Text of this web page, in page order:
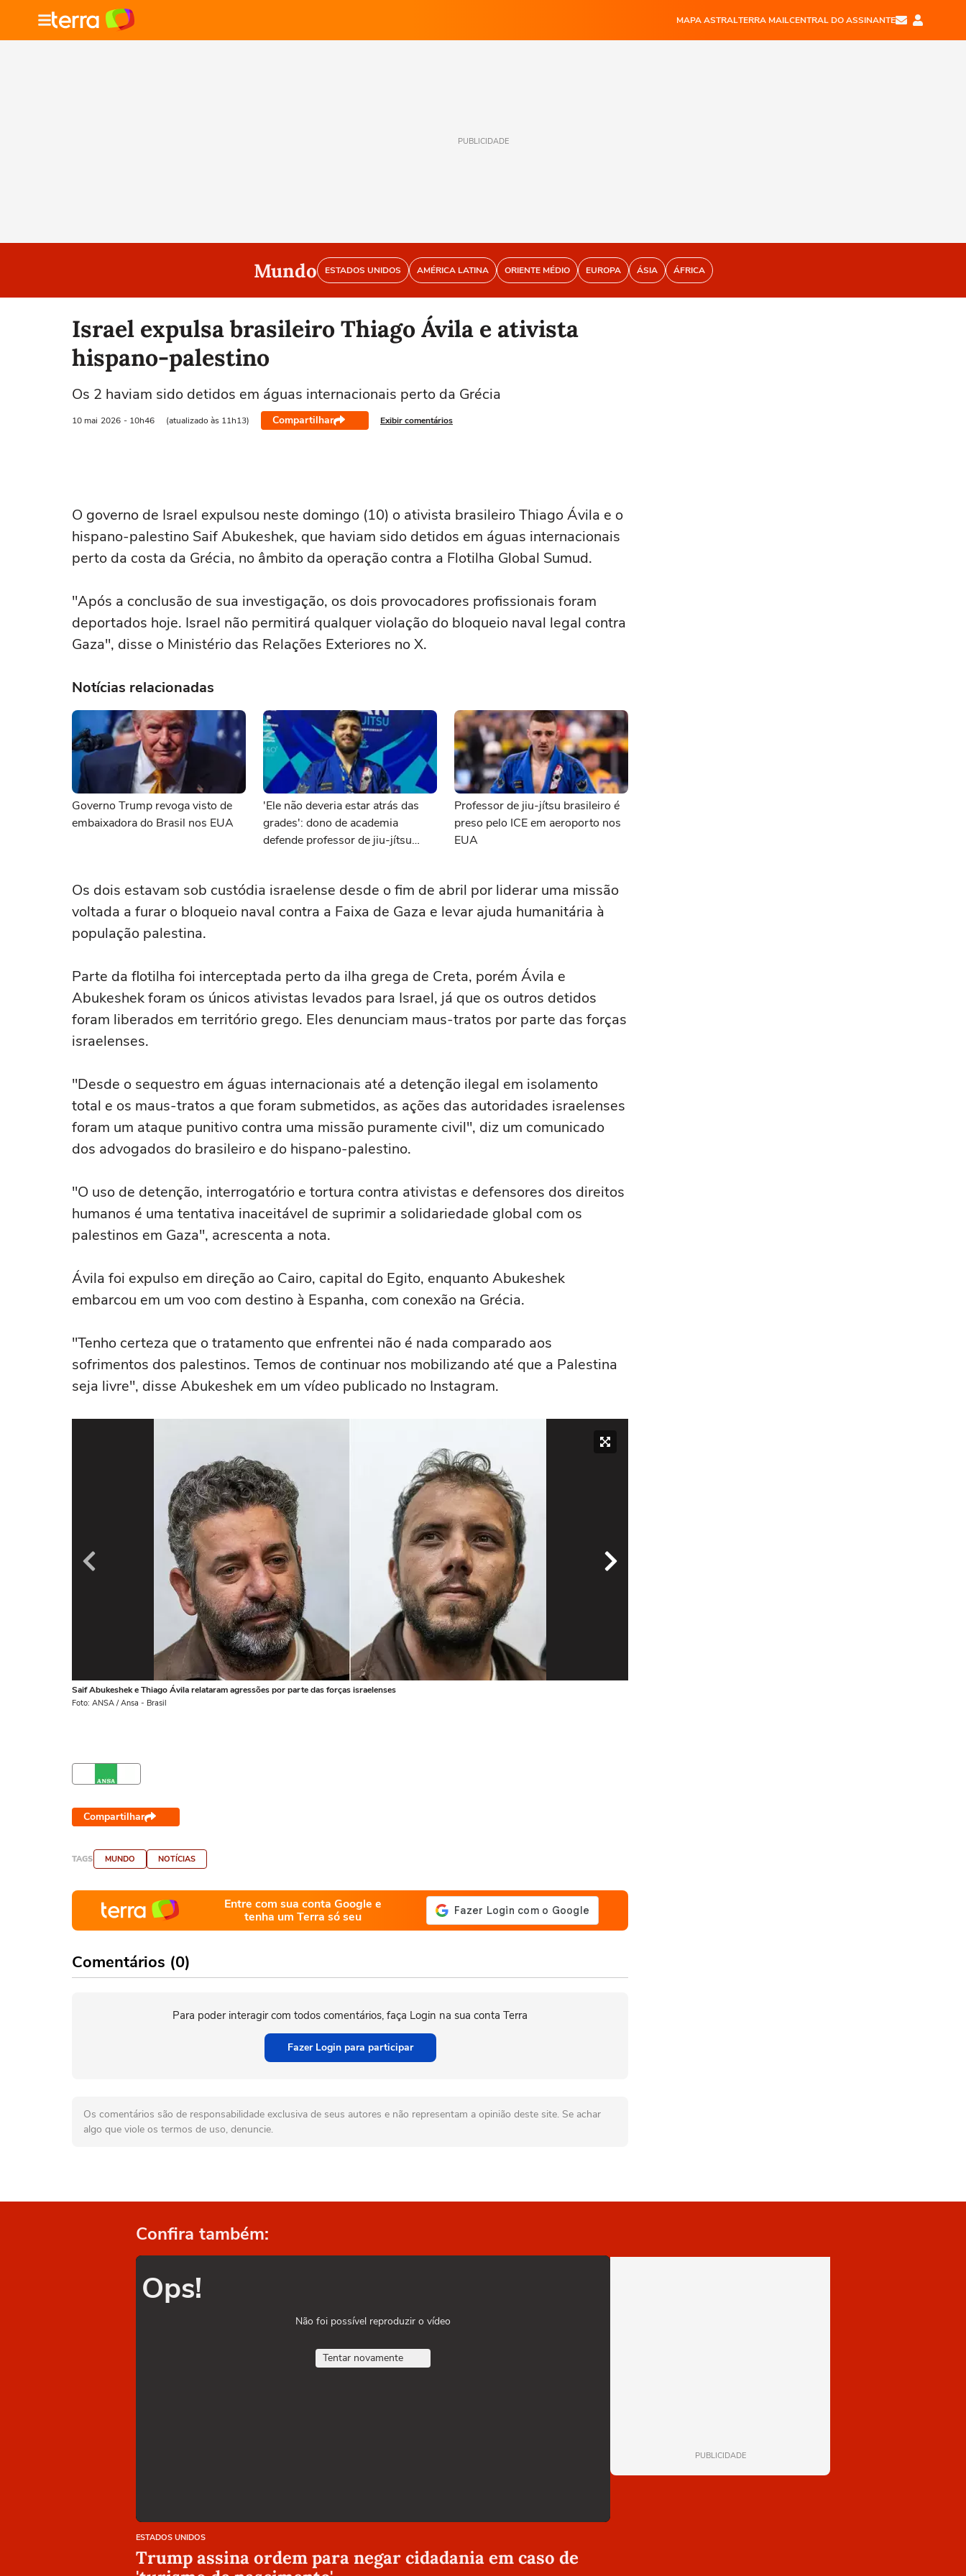
MAPA ASTRALTERRA MAILCENTRAL DO ASSINANTE
PUBLICIDADE
Mundo ESTADOS UNIDOS AMÉRICA LATINA ORIENTE MÉDIO EUROPA ÁSIA ÁFRICA
Israel expulsa brasileiro Thiago Ávila e ativista
hispano-palestino
Os 2 haviam sido detidos em águas internacionais perto da Grécia
10 mai 2026 - 10h46 (atualizado às 11h13) Compartilhar Exibir comentários
O governo de Israel expulsou neste domingo (10) o ativista brasileiro Thiago Ávila e o
hispano-palestino Saif Abukeshek, que haviam sido detidos em águas internacionais
perto da costa da Grécia, no âmbito da operação contra a Flotilha Global Sumud.
"Após a conclusão de sua investigação, os dois provocadores profissionais foram
deportados hoje. Israel não permitirá qualquer violação do bloqueio naval legal contra
Gaza", disse o Ministério das Relações Exteriores no X.
Notícias relacionadas
Governo Trump revoga visto de
embaixadora do Brasil nos EUA
'Ele não deveria estar atrás das
grades': dono de academia
defende professor de jiu-jítsu
Professor de jiu-jítsu brasileiro é
preso pelo ICE em aeroporto nos
EUA
Os dois estavam sob custódia israelense desde o fim de abril por liderar uma missão
voltada a furar o bloqueio naval contra a Faixa de Gaza e levar ajuda humanitária à
população palestina.
Parte da flotilha foi interceptada perto da ilha grega de Creta, porém Ávila e
Abukeshek foram os únicos ativistas levados para Israel, já que os outros detidos
foram liberados em território grego. Eles denunciam maus-tratos por parte das forças
israelenses.
"Desde o sequestro em águas internacionais até a detenção ilegal em isolamento
total e os maus-tratos a que foram submetidos, as ações das autoridades israelenses
foram um ataque punitivo contra uma missão puramente civil", diz um comunicado
dos advogados do brasileiro e do hispano-palestino.
"O uso de detenção, interrogatório e tortura contra ativistas e defensores dos direitos
humanos é uma tentativa inaceitável de suprimir a solidariedade global com os
palestinos em Gaza", acrescenta a nota.
Ávila foi expulso em direção ao Cairo, capital do Egito, enquanto Abukeshek
embarcou em um voo com destino à Espanha, com conexão na Grécia.
"Tenho certeza que o tratamento que enfrentei não é nada comparado aos
sofrimentos dos palestinos. Temos de continuar nos mobilizando até que a Palestina
seja livre", disse Abukeshek em um vídeo publicado no Instagram.
Saif Abukeshek e Thiago Ávila relataram agressões por parte das forças israelenses
Foto: ANSA / Ansa - Brasil
Compartilhar
TAGS MUNDO NOTÍCIAS
Entre com sua conta Google e
tenha um Terra só seu
Comentários (0)
Para poder interagir com todos comentários, faça Login na sua conta Terra
Fazer Login para participar
Os comentários são de responsabilidade exclusiva de seus autores e não representam a opinião deste site. Se achar
algo que viole os termos de uso, denuncie.
Confira também:
Ops!
Não foi possível reproduzir o vídeo
Tentar novamente
ESTADOS UNIDOS
Trump assina ordem para negar cidadania em caso de
PUBLICIDADE